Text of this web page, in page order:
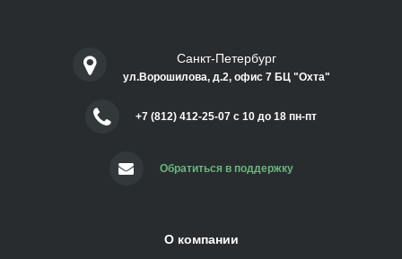
Санкт-Петербург
ул.Ворошилова, д.2, офис 7 БЦ "Охта"
+7 (812) 412-25-07 c 10 до 18 пн-пт
Обратиться в поддержку
О компании